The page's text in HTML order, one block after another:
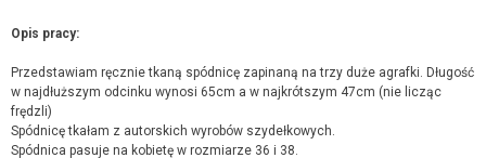
Opis pracy:
Przedstawiam ręcznie tkaną spódnicę zapinaną na trzy duże agrafki. Długość
w najdłuższym odcinku wynosi 65cm a w najkrótszym 47cm (nie licząc
frędzli)
Spódnicę tkałam z autorskich wyrobów szydełkowych.
Spódnica pasuje na kobietę w rozmiarze 36 i 38.